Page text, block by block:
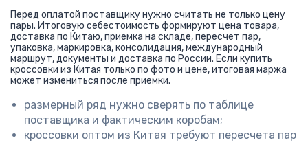
Перед оплатой поставщику нужно считать не только цену
пары. Итоговую себестоимость формируют цена товара,
доставка по Китаю, приемка на складе, пересчет пар,
упаковка, маркировка, консолидация, международный
маршрут, документы и доставка по России. Если купить
кроссовки из Китая только по фото и цене, итоговая маржа
может измениться после приемки.
размерный ряд нужно сверять по таблице
поставщика и фактическим коробам;
кроссовки оптом из Китая требуют пересчета пар